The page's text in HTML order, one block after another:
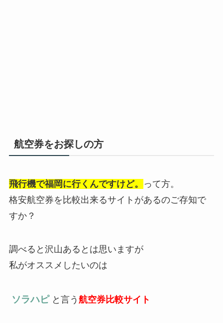
航空券をお探しの方
飛行機で福岡に行くんですけど。
って方。
格安航空券を比較出来るサイトがあるのご存知で
すか？
調べると沢山あるとは思いますが
私がオススメしたいのは
ソラハピ と言う 航空券比較サイト